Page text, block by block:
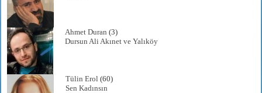
Ahmet Duran (3)
Dursun Ali Akınet ve Yalıköy
Tülin Erol (60)
Sen Kadınsın